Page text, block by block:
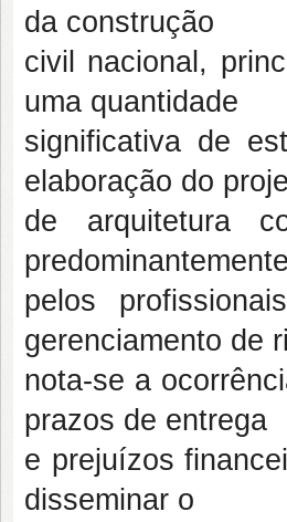
da construção
civil nacional,
uma quantidade
significativa de
elaboração do
de arquitetura
pelos
gerenciamento de
nota-se a
prazos de entrega
e prejuízos
disseminar o